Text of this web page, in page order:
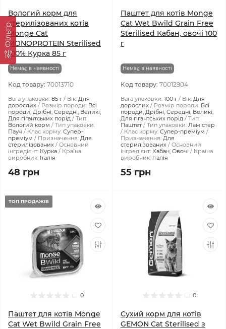
Фiльтр
Вологий корм для
стерилізованих котів
Monge Cat
MONOPROTEIN Sterilised
100% Курка 85 г
Немає в наявності
Код товару: 70013710
Вага упаковки: 85 г Вік: Для
дорослих
Розмір породи: Всі
породи, Дрібні, Середні, Великі,
Для гігантських порід
Тип:
Вологий корм
Тип упаковки:
Пауч
Клас корму: Супер-
преміум
Призначення: Для
стерилізованих
Основний
інгредієнт: Курка
Країна
виробник: Італія
48 грн
Паштет для котів Monge
Cat Wet Bwild Grain Free
Sterilised Кабан, овочі 100
г
Немає в наявності
Код товару: 70012904
Вага упаковки: 100 г Вік: Для
дорослих
Розмір породи: Всі
породи, Дрібні, Середні, Великі,
Для гігантських порід
Тип:
Паштет
Тип упаковки: Ламістер
Клас корму: Супер-преміум
Призначення: Для
стерилізованих
Основний
інгредієнт: Кабан, Овочі
Країна
виробник: Італія
55 грн
ТОП ПРОДАЖІВ
0
Паштет для котів Monge
Cat Wet Bwild Grain Free
0
Сухий корм для котів
GEMON Cat Sterilised з